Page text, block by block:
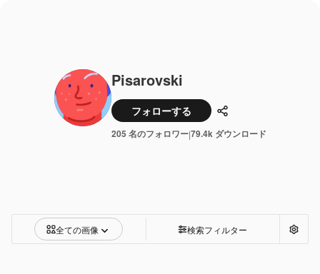
Pisarovski
フォローする 共有
205 名のフォロワー|79.4k ダウンロード
全ての画像 検索フィルター